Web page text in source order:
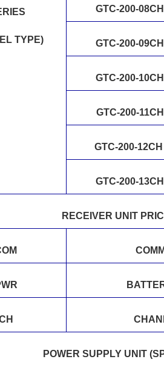
TYPE)
GTC-200-08CH
GTC-200-09CH
GTC-200-10CH
GTC-200-11CH
GTC-200-
GTC-200-13CH
RECEIVER UNIT
POWER SUPPLY UNIT